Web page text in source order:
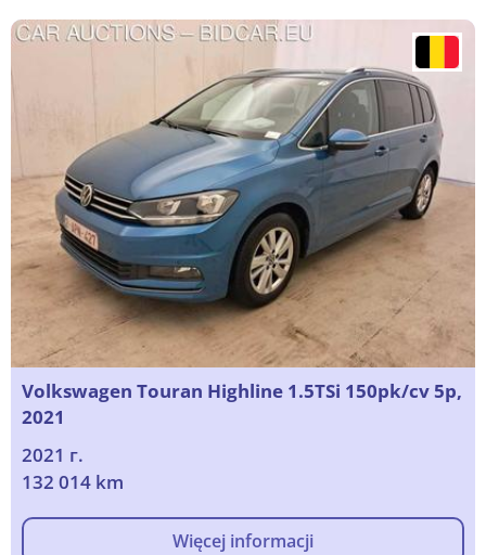
Volkswagen Touran Highline 1.5TSi 150pk/cv 5p,
2021
2021 г.
132 014 km
Więcej informacji